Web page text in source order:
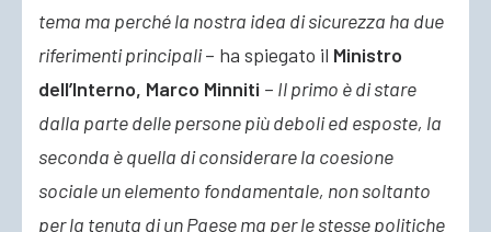
tema ma perché la nostra idea di sicurezza ha due
riferimenti principali– ha spiegato il Ministro
dell’Interno, Marco Minniti – Il primo è di stare
dalla parte delle persone più deboli ed esposte, la
seconda è quella di considerare la coesione
sociale un elemento fondamentale, non soltanto
per la tenuta di un Paese ma per le stesse politiche